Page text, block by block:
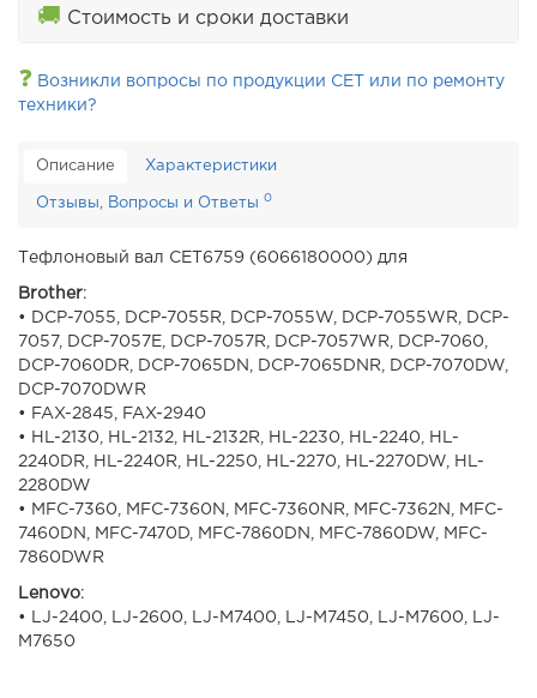
🚚 Стоимость и сроки доставки
❓ Возникли вопросы по продукции CET или по ремонту
техники?
Описание Характеристики
Отзывы, Вопросы и Ответы 0
Тефлоновый вал CET6759 (6066180000) для
Brother:
• DCP-7055, DCP-7055R, DCP-7055W, DCP-7055WR, DCP-
7057, DCP-7057E, DCP-7057R, DCP-7057WR, DCP-7060,
DCP-7060DR, DCP-7065DN, DCP-7065DNR, DCP-7070DW,
DCP-7070DWR
• FAX-2845, FAX-2940
• HL-2130, HL-2132, HL-2132R, HL-2230, HL-2240, HL-
2240DR, HL-2240R, HL-2250, HL-2270, HL-2270DW, HL-
2280DW
• MFC-7360, MFC-7360N, MFC-7360NR, MFC-7362N, MFC-
7460DN, MFC-7470D, MFC-7860DN, MFC-7860DW, MFC-
7860DWR
Lenovo:
• LJ-2400, LJ-2600, LJ-M7400, LJ-M7450, LJ-M7600, LJ-
M7650